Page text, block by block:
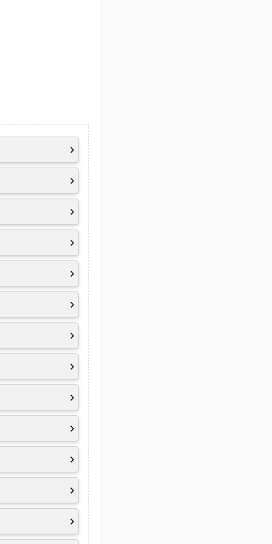
by HARMAN
TÜV Rheinland